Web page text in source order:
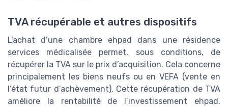
TVA récupérable et autres dispositifs
L’achat d’une chambre ehpad dans une résidence
services médicalisée permet, sous conditions, de
récupérer la TVA sur le prix d’acquisition. Cela concerne
principalement les biens neufs ou en VEFA (vente en
l’état futur d’achèvement). Cette récupération de TVA
améliore la rentabilité de l’investissement ehpad.